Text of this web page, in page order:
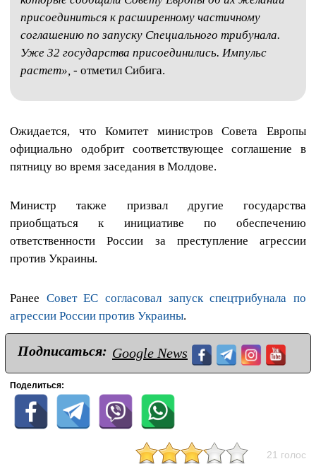
присоединиться к расширенному частичному
соглашению по запуску Специального трибунала.
Уже 32 государства присоединились. Импульс
растет», - отметил Сибига.
Ожидается, что Комитет министров Совета Европы
официально одобрит соответствующее соглашение в
пятницу во время заседания в Молдове.
Министр также призвал другие государства
приобщаться к инициативе по обеспечению
ответственности России за преступление агрессии
против Украины.
Ранее Совет ЕС согласовал запуск спецтрибунала по
агрессии России против Украины.
Подписаться: Google News
Поделиться:
21 голос